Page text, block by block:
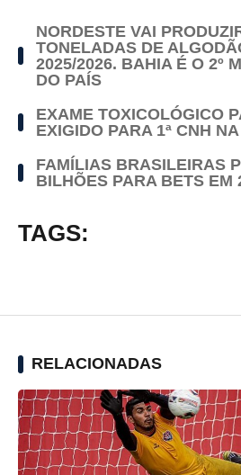
NORDESTE VAI
TONELADAS DE
2025/2026. BAHIA É O 2º
DO PAÍS
EXAME TOXICOLÓGICO
EXIGIDO PARA 1ª CNH
FAMÍLIAS BRASILEIRAS
BILHÕES PARA BETS EM
TAGS:
RELACIONADAS